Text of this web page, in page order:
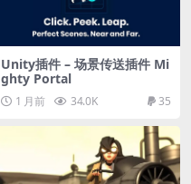
Unity插件 – 场景传送插件 Mi
ghty Portal
1 月前 34.0K 35